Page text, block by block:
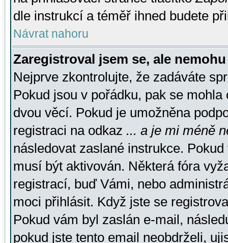
dle instrukcí a téměř ihned budete
Návrat nahoru
Zaregistroval jsem se, ale
Nejprve zkontrolujte, že zadáváte
Pokud jsou v pořádku, pak se
dvou věcí. Pokud je umožněna
registraci na odkaz ... a je mi méně
následovat zaslané instrukce.
musí být aktivován. Některá fóra
registrací, buď Vámi, nebo
moci přihlásit. Když jste se
Pokud vám byl zaslán e-mail,
pokud jste tento email neobdrželi,